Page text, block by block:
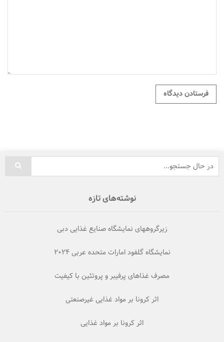
نوشته‌های تازه
زیرگروههای نمایشگاه صنایع غذایی دبی
نمایشگاه گلفود امارات متحده عربی ۲۰۲۴
مصرف غذاهای پرفیبر و پروتئین با کیفیت
اثر کرونا بر مواد غذایی غیرصنعتی
اثر کرونا بر مواد غذایی